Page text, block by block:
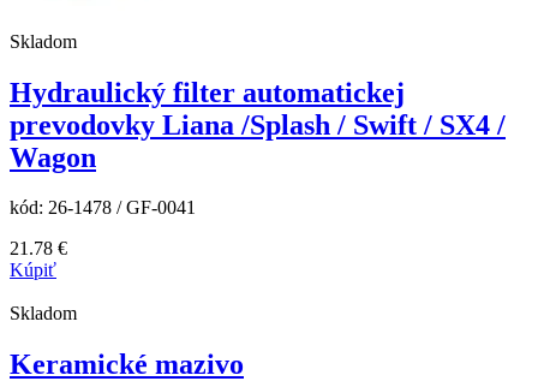
Skladom
Hydraulický filter automatickej
prevodovky Liana /Splash / Swift / SX4 /
Wagon
kód: 26-1478 / GF-0041
21.78 €
Kúpiť
Skladom
Keramické mazivo